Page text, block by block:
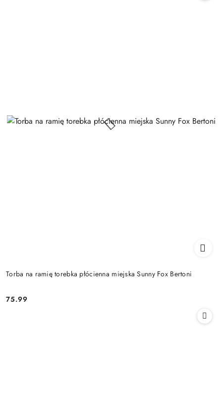
Torba na ramię torebka płócienna miejska Sunny Fox Bertoni
Cena:
75.99